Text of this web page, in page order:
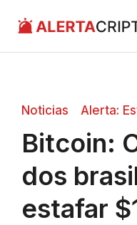
contenido
Noticias Alerta:
Bitcoin:
dos
estafar